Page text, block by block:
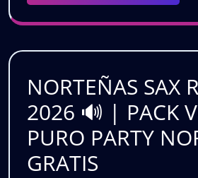
WORLD
HITS
🚀
GRATIS
PACK
NORTEÑAS SAX
2026 🔊 | PACK
PURO PARTY
GRATIS